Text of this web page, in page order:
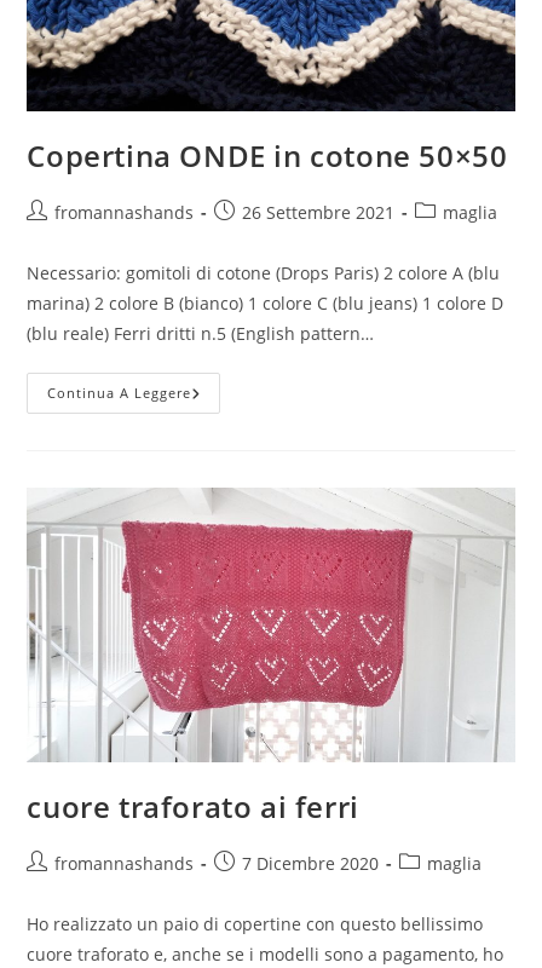
Copertina ONDE in cotone 50×50
Autorefromannashands
Articolo26 Settembre 2021
Categoria
maglia
Necessario: gomitoli di cotone (Drops Paris) 2 colore A (blu
marina) 2 colore B (bianco) 1 colore C (blu jeans) 1 colore D
(blu reale) Ferri dritti n.5 (English pattern…
Continua A LeggereCopertina
ONDE
cuore traforato ai ferri
Autorefromannashands
Articolo7 Dicembre 2020
Categoria
maglia
Ho realizzato un paio di copertine con questo bellissimo
cuore traforato e, anche se i modelli sono a pagamento, ho